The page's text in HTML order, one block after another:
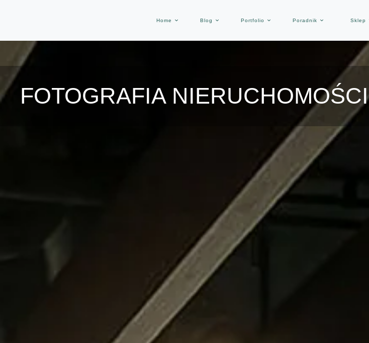
Home Blog Portfolio Poradnik Sklep
FOTOGRAFIA NIERUCHOMOŚCI